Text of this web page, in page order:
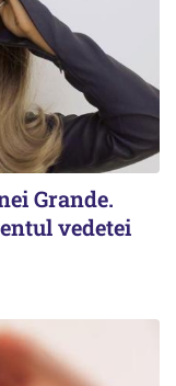
Grande.
vedetei